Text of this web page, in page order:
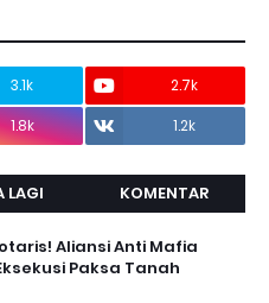
3.1k
2.7k
1.8k 1.2k
LAGI KOMENTAR
Aliansi Anti Mafia
Paksa Tanah